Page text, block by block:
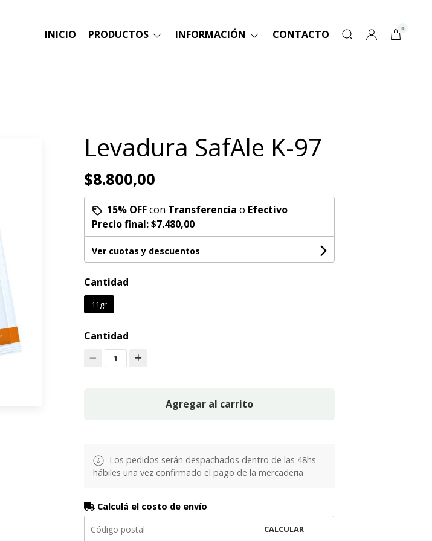
INICIO PRODUCTOS INFORMACIÓN CONTACTO 0
Levadura SafAle K-97
$8.800,00
15% OFFcon Transferencia o Efectivo
Precio final:$7.480,00
Ver cuotas y descuentos
Cantidad
11gr
Cantidad
1
Agregar al carrito
Los pedidos serán despachados dentro de las 48hs
hábiles una vez confirmado el pago de la mercaderia
Calculá el costo de envío
CALCULAR